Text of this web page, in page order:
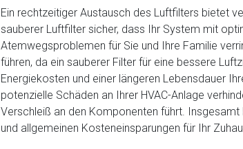
Ein rechtzeitiger Austausch des Luftfilters bietet
sauberer Luftfilter sicher, dass Ihr System mit
Atemwegsproblemen für Sie und Ihre Familie
führen, da ein sauberer Filter für eine bessere
Energiekosten und einer längeren Lebensdauer
potenzielle Schäden an Ihrer HVAC-Anlage
Verschleiß an den Komponenten führt.
und allgemeinen Kosteneinsparungen für Ihr